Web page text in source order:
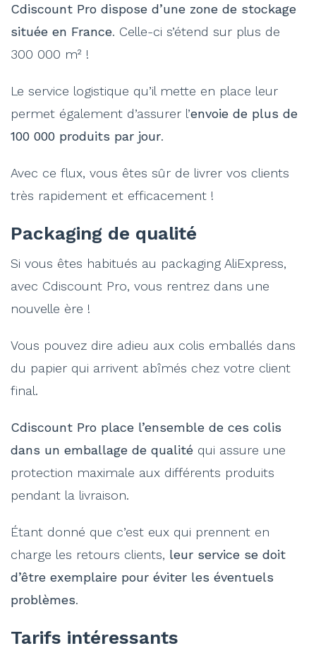
Cdiscount Pro dispose d’une zone de stockage
située en France. Celle-ci s’étend sur plus de
300 000 m² !
Le service logistique qu’il mette en place leur
permet également d’assurer l’envoie de plus de
100 000 produits par jour.
Avec ce flux, vous êtes sûr de livrer vos clients
très rapidement et efficacement !
Packaging de qualité
Si vous êtes habitués au packaging AliExpress,
avec Cdiscount Pro, vous rentrez dans une
nouvelle ère !
Vous pouvez dire adieu aux colis emballés dans
du papier qui arrivent abîmés chez votre client
final.
Cdiscount Pro place l’ensemble de ces colis
dans un emballage de qualité qui assure une
protection maximale aux différents produits
pendant la livraison.
Étant donné que c’est eux qui prennent en
charge les retours clients, leur service se doit
d’être exemplaire pour éviter les éventuels
problèmes.
Tarifs intéressants